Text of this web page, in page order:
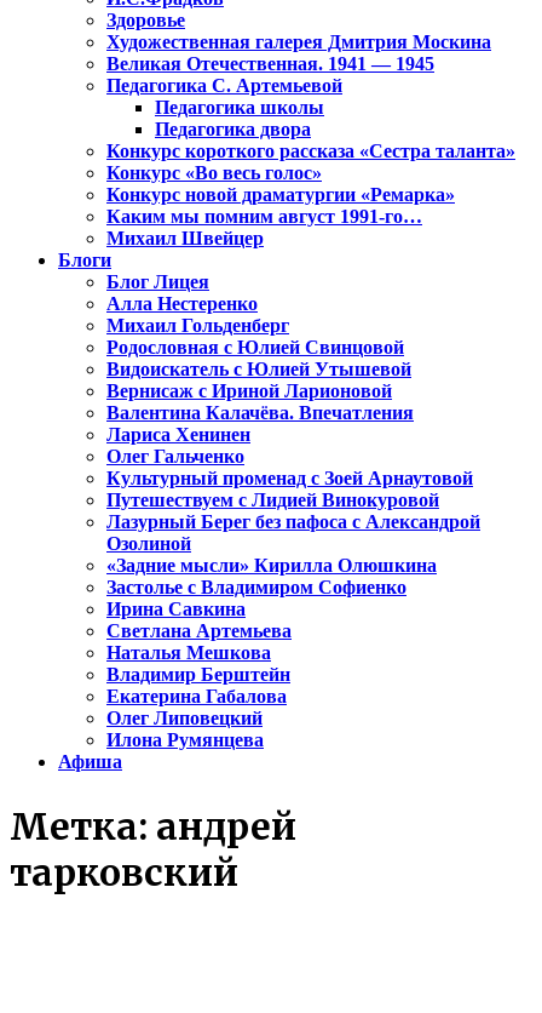
Здоровье
Художественная галерея Дмитрия Москина
Великая Отечественная. 1941 — 1945
Педагогика С. Артемьевой
Педагогика школы
Педагогика двора
Конкурс короткого рассказа «Сестра таланта»
Конкурс «Во весь голос»
Конкурс новой драматургии «Ремарка»
Каким мы помним август 1991-го…
Михаил Швейцер
Блоги
Блог Лицея
Алла Нестеренко
Михаил Гольденберг
Родословная с Юлией Свинцовой
Видоискатель с Юлией Утышевой
Вернисаж с Ириной Ларионовой
Валентина Калачёва. Впечатления
Лариса Хенинен
Олег Гальченко
Культурный променад с Зоей Арнаутовой
Путешествуем с Лидией Винокуровой
Лазурный Берег без пафоса с Александрой
Озолиной
«Задние мысли» Кирилла Олюшкина
Застолье с Владимиром Софиенко
Ирина Савкина
Светлана Артемьева
Наталья Мешкова
Владимир Берштейн
Екатерина Габалова
Олег Липовецкий
Илона Румянцева
Афиша
Метка: андрей
тарковский